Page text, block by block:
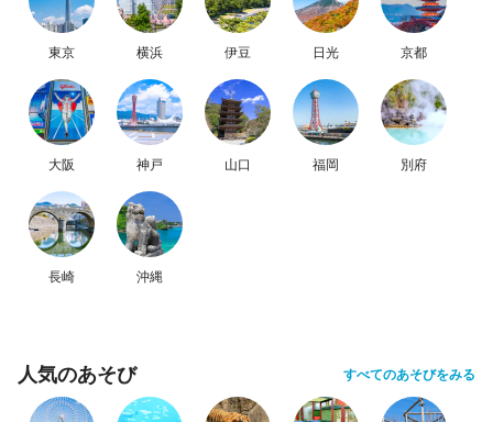
東京 横浜 伊豆 日光 京都
大阪 神戸 山口 福岡 別府
長崎 沖縄
人気のあそび すべてのあそびをみる